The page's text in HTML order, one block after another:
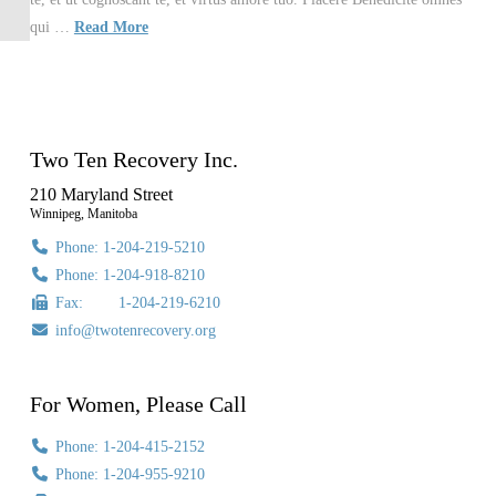
qui … Read More
Two Ten Recovery Inc.
210 Maryland Street
Winnipeg, Manitoba
Phone: 1-204-219-5210
Phone: 1-204-918-8210
Fax: 1-204-219-6210
info@twotenrecovery.org
For Women, Please Call
Phone: 1-204-415-2152
Phone: 1-204-955-9210